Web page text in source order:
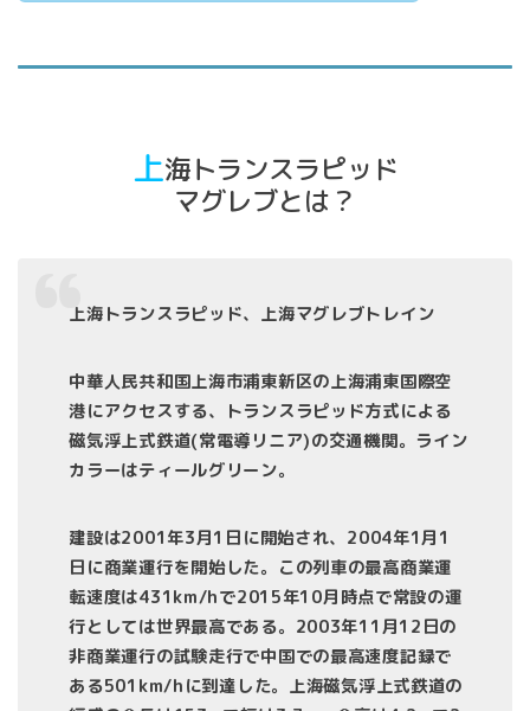
上海トランスラピッド
マグレブとは？
上海トランスラピッド、上海マグレブトレイン
中華人民共和国上海市浦東新区の上海浦東国際空
港にアクセスする、トランスラピッド方式による
磁気浮上式鉄道(常電導リニア)の交通機関。ライン
カラーはティールグリーン。
建設は2001年3月1日に開始され、2004年1月1
日に商業運行を開始した。この列車の最高商業運
転速度は431km/hで2015年10月時点で常設の運
行としては世界最高である。2003年11月12日の
非商業運行の試験走行で中国での最高速度記録で
ある501km/hに到達した。上海磁気浮上式鉄道の